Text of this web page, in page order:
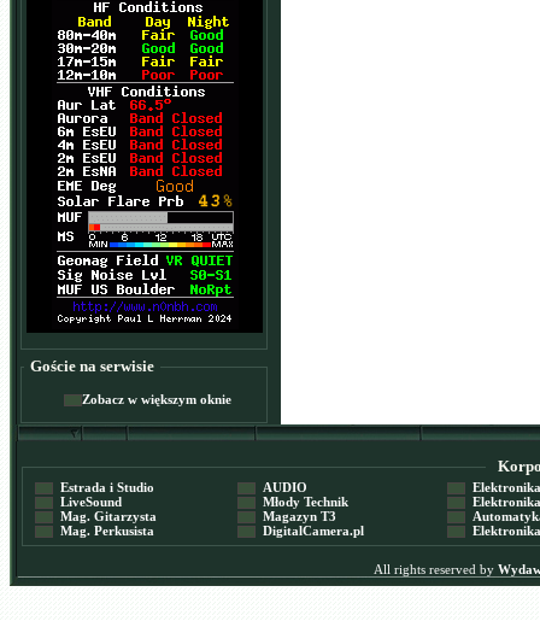
Goście na serwisie
Zobacz w większym oknie
Estrada i Studio
LiveSound
Mag. Gitarzysta
Mag. Perkusista
AUDIO
Młody Technik
Magazyn T3
DigitalCamera.pl
Elektronika
Elektronika
Automatyka
Elektronika
All rights reserved by